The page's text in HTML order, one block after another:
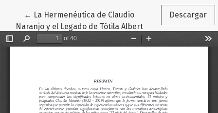
← Volver a los detalles del artículo
La Hermenéutica de Claudio
Naranjo y el Legado de Tótila Albert
Descargar